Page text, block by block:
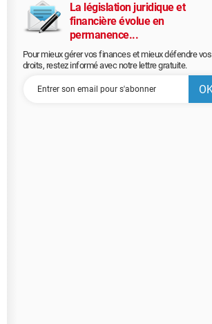
La législation juridique et
financière évolue en
permanence...
Pour mieux gérer vos finances et mieux défendre vos
droits, restez informé avec notre lettre gratuite.